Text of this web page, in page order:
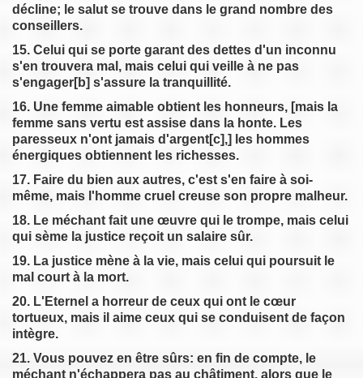
décline; le salut se trouve dans le grand nombre des
conseillers.
15. Celui qui se porte garant des dettes d'un inconnu
s'en trouvera mal, mais celui qui veille à ne pas
s'engager[b] s'assure la tranquillité.
16. Une femme aimable obtient les honneurs, [mais la
femme sans vertu est assise dans la honte. Les
paresseux n'ont jamais d'argent[c],] les hommes
énergiques obtiennent les richesses.
17. Faire du bien aux autres, c'est s'en faire à soi-
même, mais l'homme cruel creuse son propre malheur.
18. Le méchant fait une œuvre qui le trompe, mais celui
qui sème la justice reçoit un salaire sûr.
19. La justice mène à la vie, mais celui qui poursuit le
mal court à la mort.
20. L'Eternel a horreur de ceux qui ont le cœur
tortueux, mais il aime ceux qui se conduisent de façon
intègre.
21. Vous pouvez en être sûrs: en fin de compte, le
méchant n'échappera pas au châtiment, alors que le